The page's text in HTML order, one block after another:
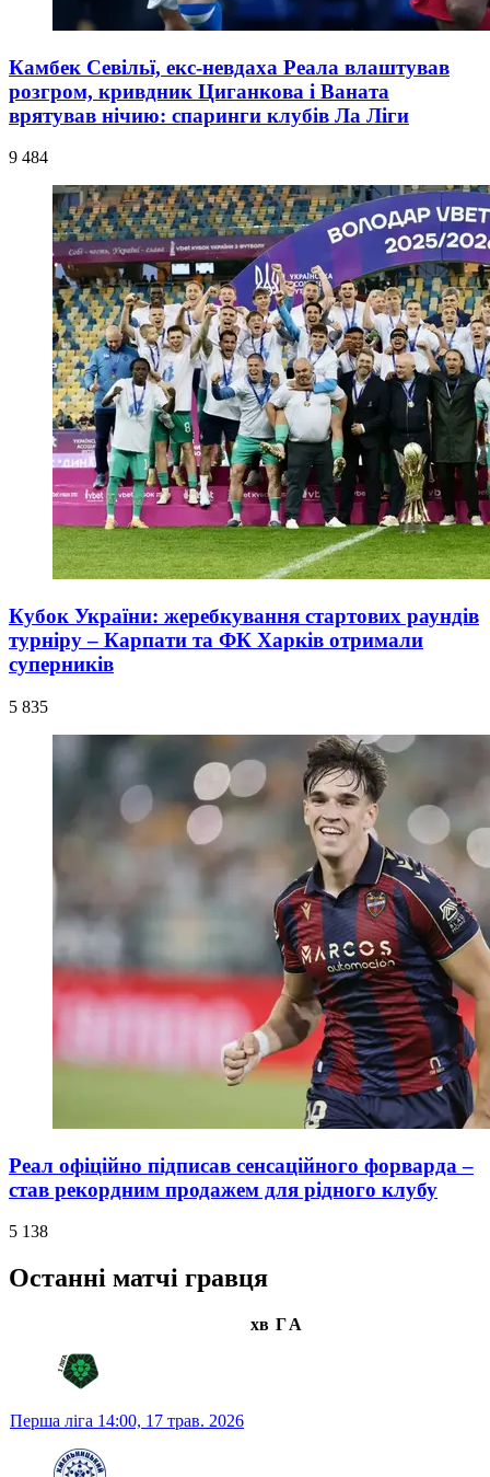
Камбек Севільї, екс-невдаха Реала влаштував
розгром, кривдник Циганкова і Ваната
врятував нічию: спаринги клубів Ла Ліги
9 484
Кубок України: жеребкування стартових раундів
турніру – Карпати та ФК Харків отримали
суперників
5 835
Реал офіційно підписав сенсаційного форварда –
став рекордним продажем для рідного клубу
5 138
Останні матчі гравця
хв ГА
Перша ліга 14:00, 17 трав. 2026